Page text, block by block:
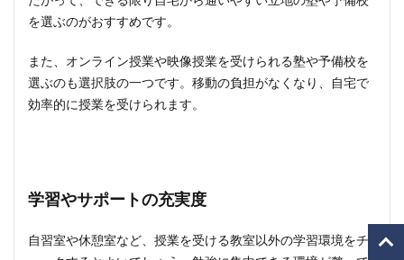
を選ぶのがおすすめです。
また、オンライン授業や映像授業を受けられる塾や予備校を
選ぶのも選択肢の一つです。移動の負担がなくなり、自宅で
効率的に授業を受けられます。
学習やサポートの充実度
自習室や休憩室など、授業を受ける教室以外の学習環境をチ